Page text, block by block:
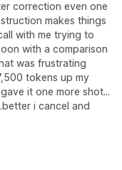
correction even one
makes things
with me trying to
with a comparison
was frustrating
tokens up my
it one more shot...
i cancel and